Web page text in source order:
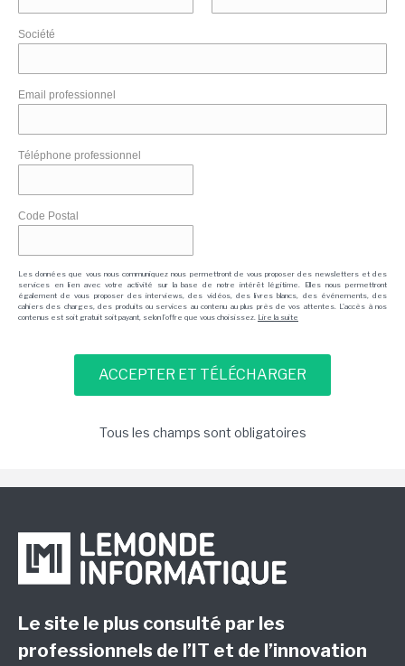
Société
Email professionnel
Téléphone professionnel
Code Postal
Les données que vous nous communiquez nous permettront de vous proposer des newsletters et des
services en lien avec votre activité sur la base de notre intérêt légitime. Elles nous permettront
également de vous proposer des interviews, des vidéos, des livres blancs, des événements, des
cahiers des charges, des produits ou services au contenu au plus près de vos attentes. L'accès à nos
contenus est soit gratuit soit payant, selon l'offre que vous choisissez. Lire la suite
Tous les champs sont obligatoires
Le site le plus consulté par les
professionnels de l’IT et de l’innovation